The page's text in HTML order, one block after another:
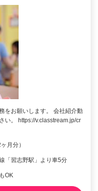
をお願いします。 会社紹介動
い。 https://v.classtream.jp/cr
月分）
「習志野駅」より車5分
OK